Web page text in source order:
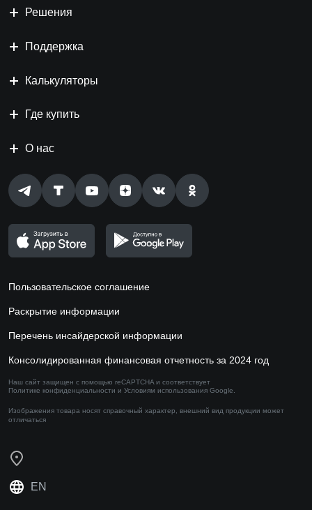
Решения
Поддержка
Калькуляторы
Где купить
О нас
Пользовательское соглашение
Раскрытие информации
Перечень инсайдерской информации
Консолидированная финансовая отчетность за 2024 год
Наш сайт защищен с помощью reCAPTCHA и соответствует
Политике конфиденциальности и Условиям использования Google.
Изображения товара носят справочный характер, внешний вид продукции может
отличаться
EN